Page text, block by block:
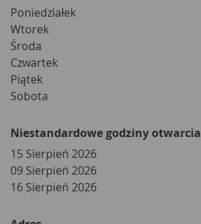
Poniedziałek
Wtorek
Środa
Czwartek
Piątek
Sobota
Niestandardowe godziny otwarcia
15 Sierpień 2026
09 Sierpień 2026
16 Sierpień 2026